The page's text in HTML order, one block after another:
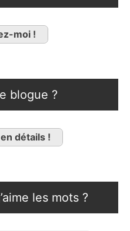
moi !
blogue ?
détails !
les mots ?